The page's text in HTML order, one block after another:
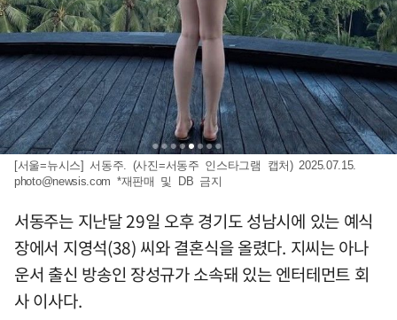
[서울=뉴시스] 서동주. (사진=서동주 인스타그램 캡처) 2025.07.15.
photo@newsis.com *재판매 및 DB 금지
서동주는 지난달 29일 오후 경기도 성남시에 있는 예식
장에서 지영석(38) 씨와 결혼식을 올렸다. 지씨는 아나
운서 출신 방송인 장성규가 소속돼 있는 엔터테먼트 회
사 이사다.